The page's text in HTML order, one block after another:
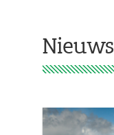
Nieuws